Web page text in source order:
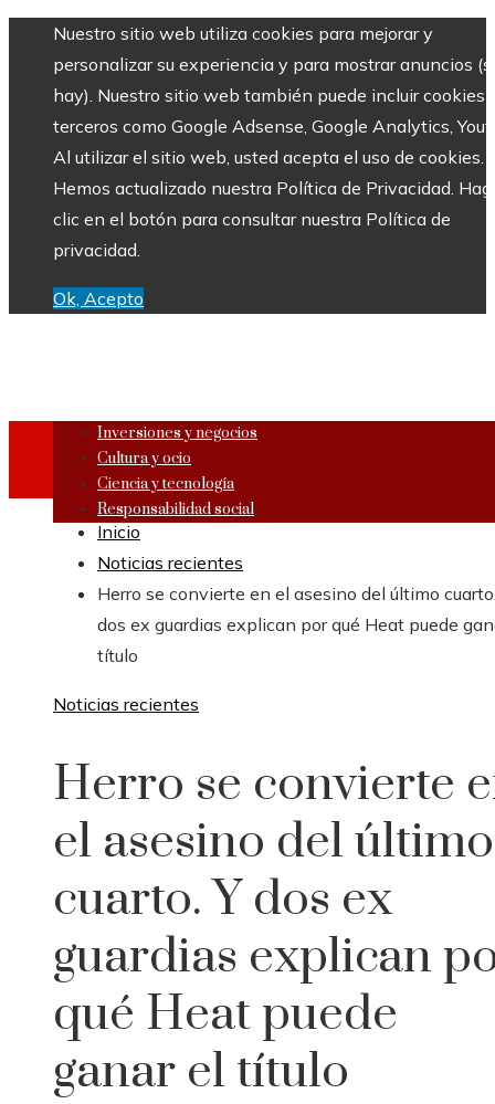
Nuestro sitio web utiliza cookies para mejorar y
personalizar su experiencia y para mostrar anuncios
hay). Nuestro sitio web también puede incluir cookies
terceros como Google Adsense, Google Analytics,
Al utilizar el sitio web, usted acepta el uso de cookies.
Hemos actualizado nuestra Política de Privacidad.
clic en el botón para consultar nuestra Política de
privacidad.
Ok, Acepto
Inversiones y negocios
Cultura y ocio
Ciencia y tecnología
Responsabilidad social
Inicio
Noticias recientes
Herro se convierte en el asesino del último
dos ex guardias explican por qué Heat puede
título
Noticias recientes
Herro se convierte
el asesino del último
cuarto. Y dos ex
guardias explican
qué Heat puede
ganar el título